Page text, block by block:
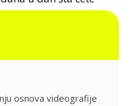
treningu.
osnova videografije